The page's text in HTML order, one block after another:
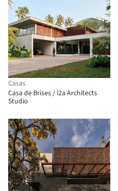
Casas
Casa de Brises / i2a Architects
Studio